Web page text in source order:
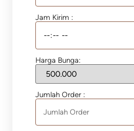
Jam Kirim :
Harga Bunga:
Jumlah Order :